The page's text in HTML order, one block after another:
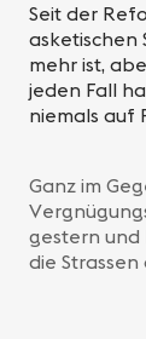
Seit der
asketischen
mehr ist,
jeden Fall
niemals auf
Ganz im
gestern und
die